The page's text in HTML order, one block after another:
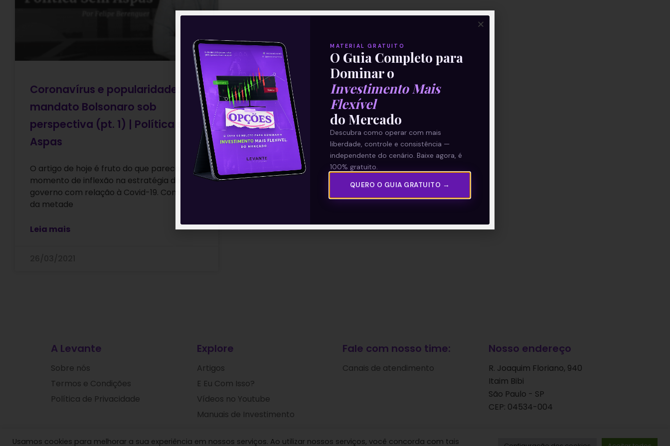
Coronavírus e popularidade: o
mandato Bolsonaro sob
perspectiva (pt. 1) | Política sem
Aspas
O artigo de hoje é fruto do que parece um
momento de inflexão na estratégia de
governo com relação à Covid-19. Com mais
da metade
Leia mais
A Levante
Sobre nós
Termos e Condições
Política de Privacidade
Explore
Artigos
E Eu Com Isso?
Vídeos no Youtube
Manuais de Investimento
Fale com nosso time:
Canais de atendimento
Nosso endereço
R. Joaquim Floriano, 940
Itaim Bibi
São Paulo - SP
CEP: 04534-004
Usamos cookies para melhorar a sua experiência em nossos serviços. Ao utilizar nossos serviços, você concorda com tais
MATERIAL GRATUITO
O Guia Completo para
Dominar o
Investimento Mais
Flexível
do Mercado
Descubra como operar com mais
liberdade, controle e consistência —
independente do cenário. Baixe agora, é
100% gratuito.
QUERO O GUIA GRATUITO →